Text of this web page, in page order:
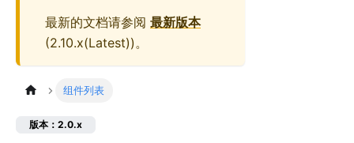
最新的文档请参阅 最新版本
(2.10.x(Latest))。
组件列表
版本：2.0.x